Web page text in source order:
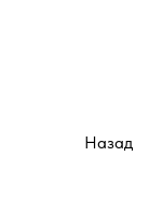
Назад